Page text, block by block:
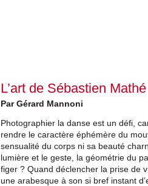
L’art de Sébastien Mathé
Par Gérard Mannoni
Photographier la danse est un défi,
rendre le caractère éphémère du
sensualité du corps ni sa beauté
lumière et le geste, la géométrie du
figer ? Quand déclencher la prise de
une arabesque à son si bref instant